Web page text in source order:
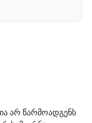
არ წარმოადგენს